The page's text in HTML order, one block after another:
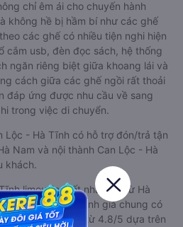
chỉ êm ái cho chuyến hành
không hề bị hầm bí như các ghế
các ghế có nhiều tiện nghi hiện
cắm usb, đèn đọc sách, hệ thống
ngăn riêng biệt giữa khoang lái và
cách giữa các ghế ngồi rất thoải
đáp ứng được nhu cầu về sang
trong việc di chuyển.
Lộc - Hà Tĩnh có hỗ trợ đón/trả tận
Nam và nội thành Can Lộc - Hà
khách.
limousine tốt nhất: Xe từ Hà
được đánh giá chung có
giá trung bình từ 4.8/5 dựa trên